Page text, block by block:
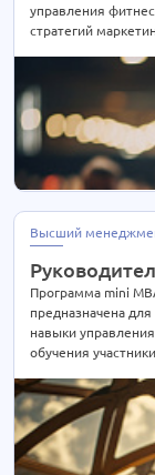
управления
стратегий
изучения
проектами,
качество
фитнес-бизнеса
Высший
Программа mini
предназначена
навыки
обучения
продажами.
применение
управления
продаж в обоих